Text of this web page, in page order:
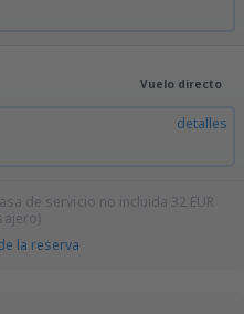
Vuelo directo
detalles
de servicio no incluida 32 EUR
la reserva